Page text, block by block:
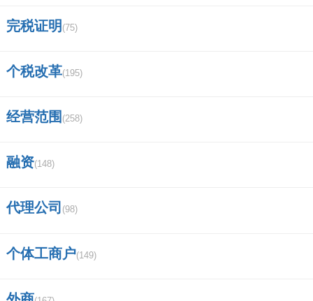
完税证明 (75)
个税改革(195)
经营范围 (258)
融资(148)
代理公司 (98)
个体工商户(149)